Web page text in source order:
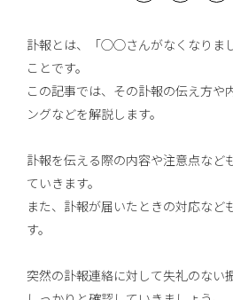
訃報とは、「◯◯さんがなくなりま
ことです。
この記事では、その訃報の伝え方や
ングなどを解説します。
訃報を伝える際の内容や注意点など
ていきます。
また、訃報が届いたときの対応など
す。
突然の訃報連絡に対して失礼のない